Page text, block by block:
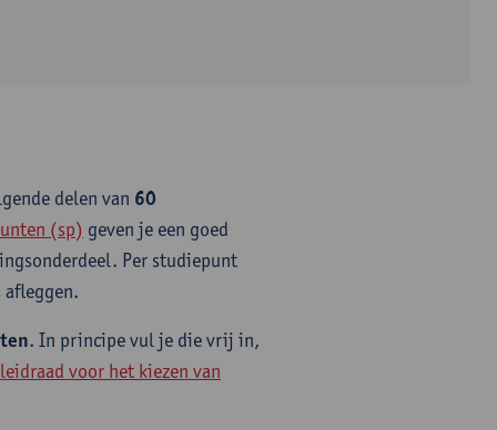
delen van 60
(sp) geven je een goed
Per studiepunt
afleggen.
. In principe vul je die vrij in,
leidraad voor het kiezen van